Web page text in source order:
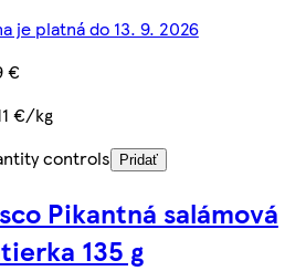
je platná do 13. 9. 2026
€
€/kg
controls
Pridať
Pikantná salámová
135 g